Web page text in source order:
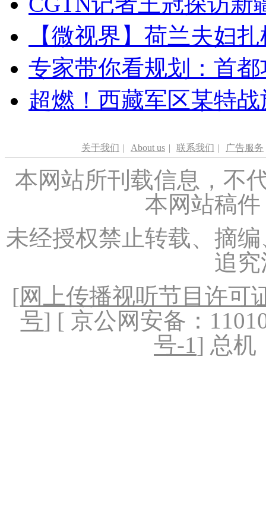
【微视界】荷兰夫妇
专家带你看规划：首
超燃！西藏军区某特
关于我们 | About us | 联系我们 | 广告服务
本网站所刊载信息，不
本网站稿
未经授权禁止转载、摘
追
[网上传播视听节目许可
号] [ 京公网安备：
号-1] 总机